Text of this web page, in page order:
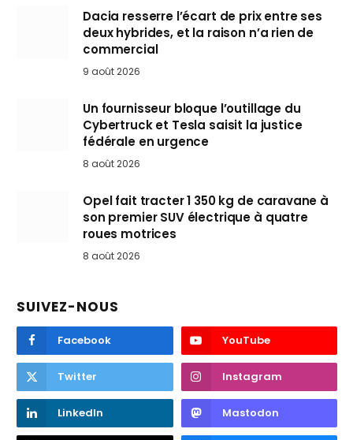
Dacia resserre l’écart de prix entre ses
deux hybrides, et la raison n’a rien de
commercial
9 août 2026
Un fournisseur bloque l’outillage du
Cybertruck et Tesla saisit la justice
fédérale en urgence
8 août 2026
Opel fait tracter 1 350 kg de caravane à
son premier SUV électrique à quatre
roues motrices
8 août 2026
SUIVEZ-NOUS
Facebook YouTube
Twitter Instagram
LinkedIn Mastodon